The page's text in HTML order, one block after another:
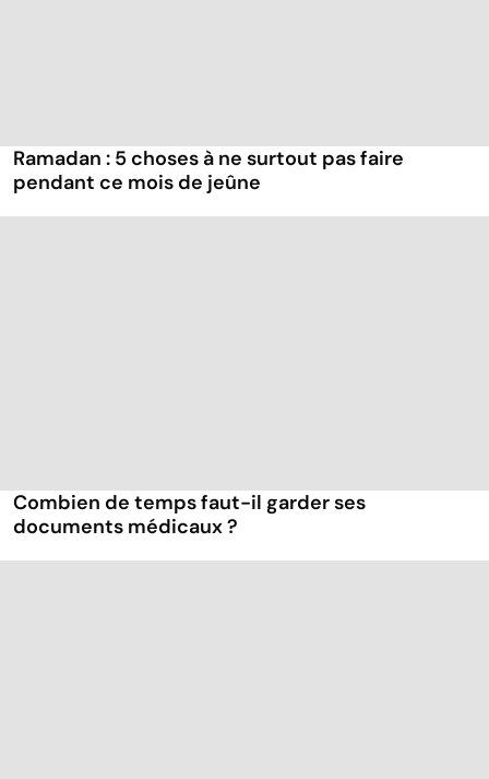
Ramadan : 5 choses à ne surtout pas faire
pendant ce mois de jeûne
Combien de temps faut-il garder ses
documents médicaux ?